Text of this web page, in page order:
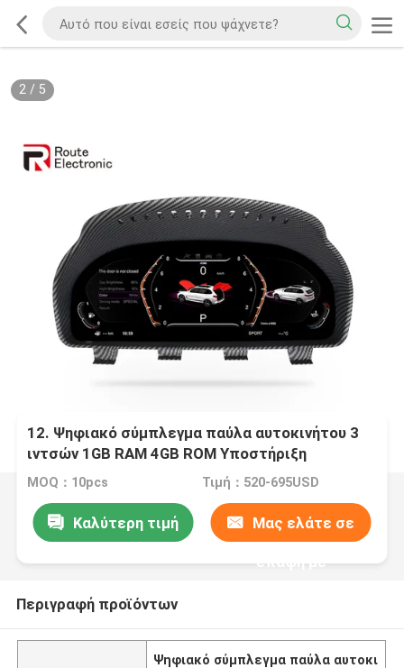
2/ 5
12. Ψηφιακό σύμπλεγμα παύλα αυτοκινήτου 3
ιντσών 1GB RAM 4GB ROM Υποστήριξη
πολλαπλών γλωσσών
MOQ：10pcs Τιμή：520-695USD
Καλύτερη τιμή Μας ελάτε σε
επαφή με
Περιγραφή προϊόντων
Ψηφιακό σύμπλεγμα παύλα αυτοκι